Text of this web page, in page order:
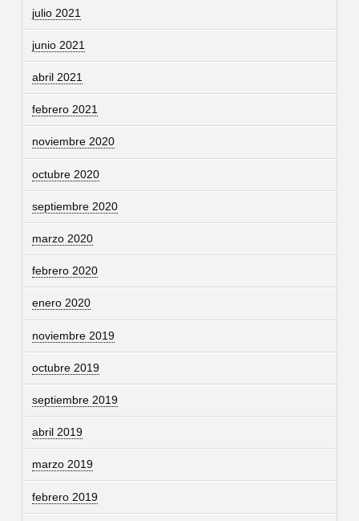
julio 2021
junio 2021
abril 2021
febrero 2021
noviembre 2020
octubre 2020
septiembre 2020
marzo 2020
febrero 2020
enero 2020
noviembre 2019
octubre 2019
septiembre 2019
abril 2019
marzo 2019
febrero 2019